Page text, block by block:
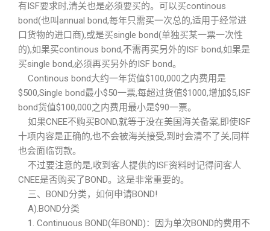
有ISF要求时,清关也是必须要买的。可以买continous
bond(也叫annual bond,每年只需买一次总的,适用于经常进
口货物的进口商),或是买single bond(单独买某一票一次性
的),如果买continous bond,不需再买另外的ISF bond,如果是
买single bond,必须再买另外的ISF bond。
Continous bond大约一年货值$100,000之内费用是
$500,Single bond最小$50一票,每超过货值$1000,增加$5,ISF
bond货值$100,000之内费用最小是$90一票。
如果CNEE不购买BOND,就等于没在美国海关备案,即使ISF
十项内容是正确的,也不会被海关接受,到时会清不了关,同样
也会面临罚款。
不过要注意的是,收到客人提供的ISF资料时记得问客人
CNEE是否购买了BOND。这是非常重要的。
三、BOND分类，如何申请BOND!
A).BOND分类
1. Continuous BOND(年BOND)：因为单次BOND的费用不